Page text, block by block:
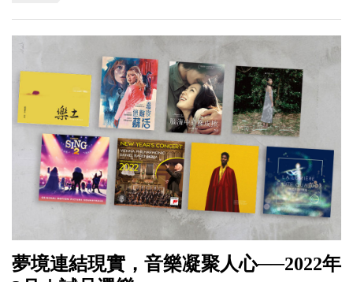
夢境連結現實，音樂凝聚人心──2022年